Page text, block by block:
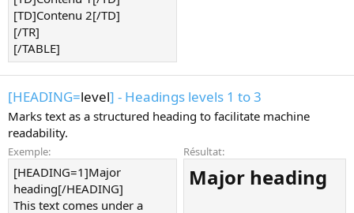
[TD]Contenu 2[/TD]
[/TR]
[/TABLE]
[HEADING=level] - Headings levels 1 to 3
Marks text as a structured heading to facilitate machine
readability.
Exemple:
[HEADING=1]Major
heading[/HEADING]
This text comes under a
Résultat:
Major heading​